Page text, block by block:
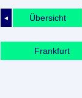
◄ Übersicht
Frankfurt